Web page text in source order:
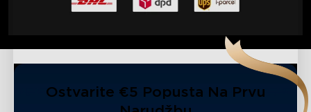
Ostvarite €5 Popusta Na Prvu